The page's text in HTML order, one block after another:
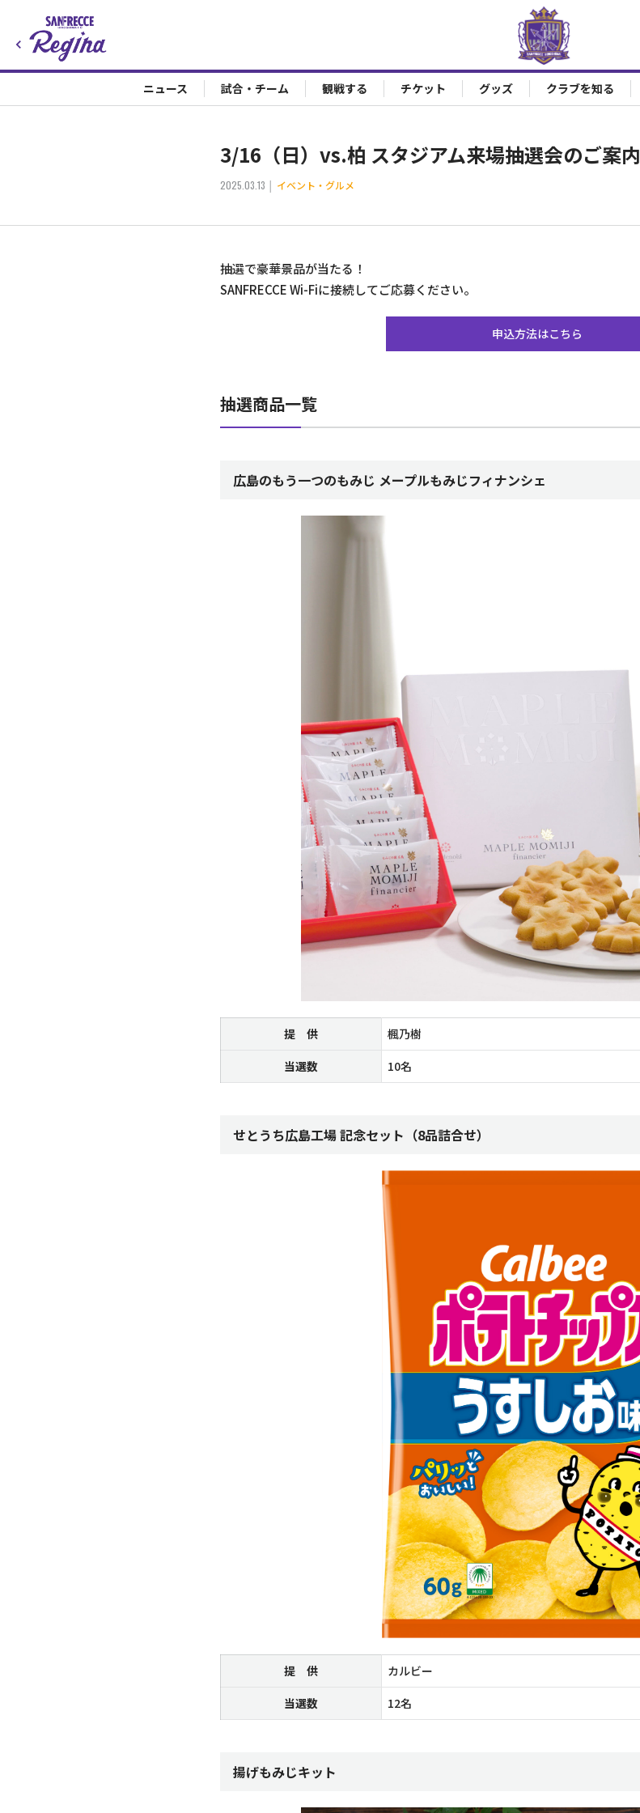
ニュース 試合・チーム 観戦する チケット グッズ クラブを知る
3/16（日）vs.柏 スタジアム来場抽選会のご案内
2025.03.13 イベント・グルメ
抽選で豪華景品が当たる！
SANFRECCE Wi-Fiに接続してご応募ください。
申込方法はこちら
抽選商品一覧
広島のもう一つのもみじ メープルもみじフィナンシェ
提 供
楓乃樹
当選数
10名
せとうち広島工場 記念セット（8品詰合せ）
提 供
カルビー
当選数
12名
揚げもみじキット